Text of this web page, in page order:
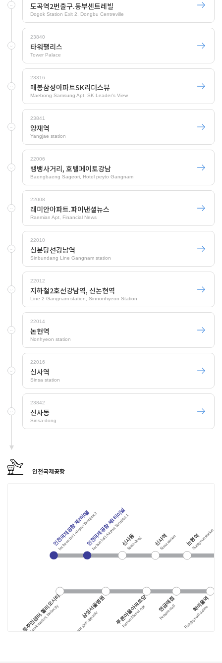
도곡역2번출구.동부센트레빌
Dogok Station Exit 2, Dongbu Centreville
23840
타워팰리스
Tower Palace
23316
매봉삼성아파트SK리더스뷰
Maebong Samsung Apt. SK Leader's View
23841
양재역
Yangjae station
22006
뱅뱅사거리, 호텔페이토강남
Baengbaeng Sageori, Hotel peyto Gangnam
22008
래미안아파트.파이낸셜뉴스
Raemian Apt, Financial News
22010
신분당선강남역
Sinbundang Line Gangnam station
22012
지하철2호선강남역, 신논현역
Line 2 Gangnam station, Sinnonhyeon Station
22014
논현역
Nonhyeon station
22016
신사역
Sinsa station
23842
신사동
Sinsa-dong
인천국제공항